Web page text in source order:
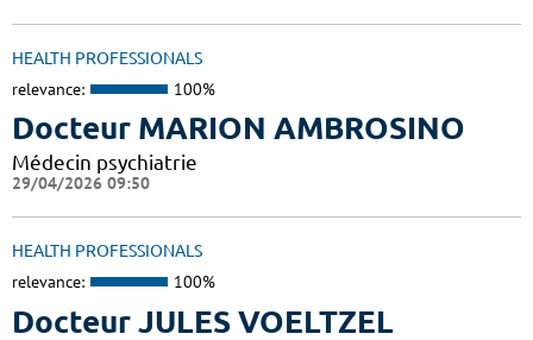
HEALTH PROFESSIONALS
relevance: 100%
Docteur MARION AMBROSINO
Médecin psychiatrie
29/04/2026 09:50
HEALTH PROFESSIONALS
relevance: 100%
Docteur JULES VOELTZEL